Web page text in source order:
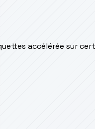
accélérée sur